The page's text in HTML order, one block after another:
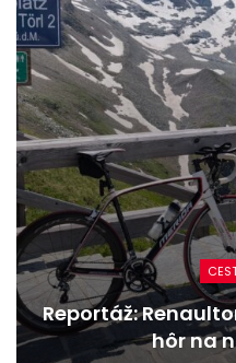
Reportáž:
hôr na